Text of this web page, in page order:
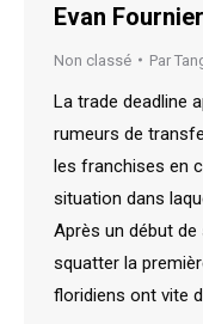
Evan
Non classé Par
La trade deadline
rumeurs de
les franchises en
situation dans
Après un début
squatter la
floridiens ont vite